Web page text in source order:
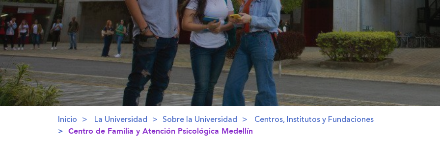
Inicio La Universidad Sobre la Universidad Centros, Institutos y Fundaciones
Centro de Familia y Atención Psicológica Medellín